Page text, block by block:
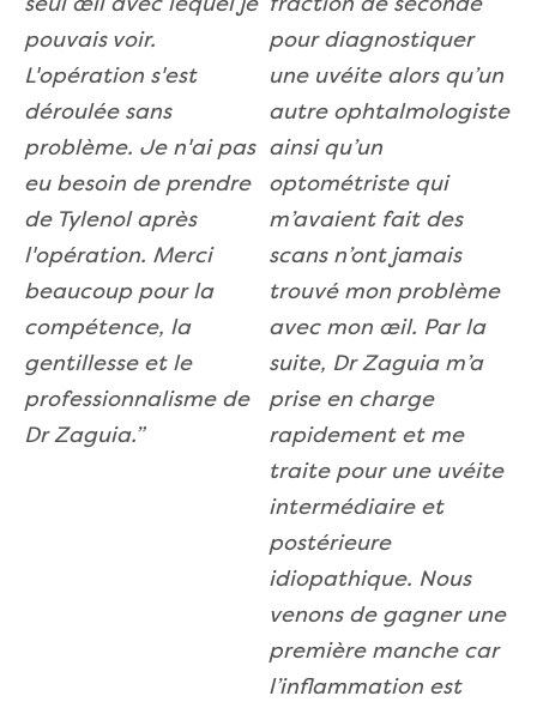
seul œil avec lequel je
pouvais voir.
L'opération s'est
déroulée sans
problème. Je n'ai pas
eu besoin de prendre
de Tylenol après
l'opération. Merci
beaucoup pour la
compétence, la
gentillesse et le
professionnalisme de
Dr Zaguia.”
fraction de seconde
pour diagnostiquer
une uvéite alors qu’un
autre ophtalmologiste
ainsi qu’un
optométriste qui
m’avaient fait des
scans n’ont jamais
trouvé mon problème
avec mon œil. Par la
suite, Dr Zaguia m’a
prise en charge
rapidement et me
traite pour une uvéite
intermédiaire et
postérieure
idiopathique. Nous
venons de gagner une
première manche car
l’inflammation est